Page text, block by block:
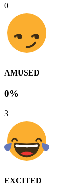
0
AMUSED
0%
3
EXCITED